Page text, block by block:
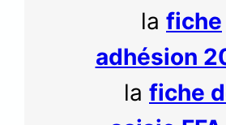
la fiche
adhésion
la fiche